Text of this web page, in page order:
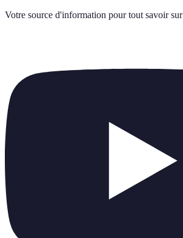
Votre source d'information pour tout savoir sur